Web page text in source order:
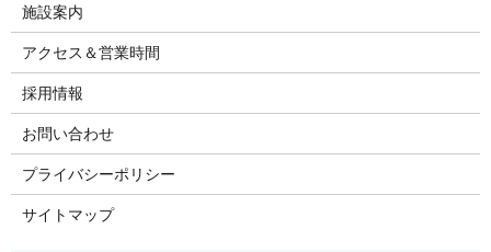
施設案内
アクセス＆営業時間
採用情報
お問い合わせ
プライバシーポリシー
サイトマップ